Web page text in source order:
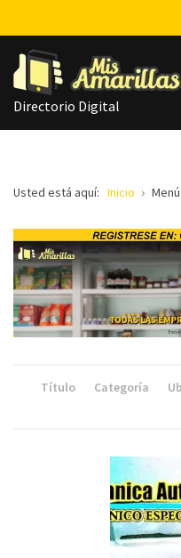
Directorio Digital
Usted está aquí: Inicio
Título Categoría